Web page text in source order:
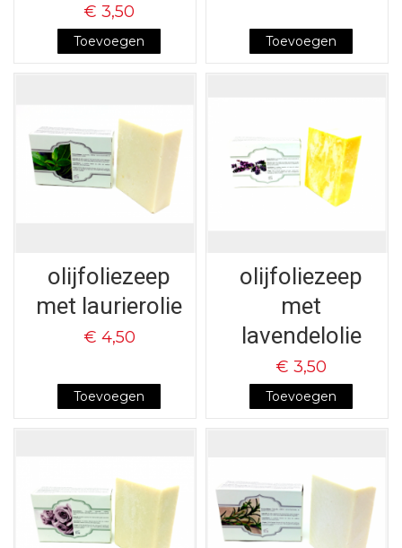
€ 3,50
Toevoegen Toevoegen
olijfoliezeep
met laurierolie
€ 4,50
Toevoegen
olijfoliezeep
met
lavendelolie
€ 3,50
Toevoegen